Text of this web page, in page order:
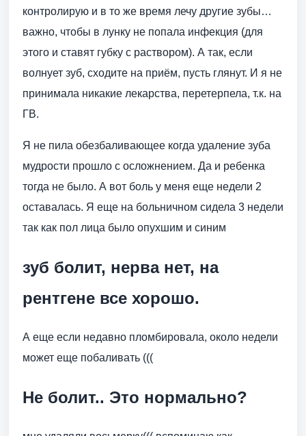
контролирую и в то же время лечу другие зубы…
важно, чтобы в лунку не попала инфекция (для
этого и ставят губку с раствором). А так, если
волнует зуб, сходите на приём, пусть глянут. И я не
принимала никакие лекарства, перетерпела, т.к. на
ГВ.
Я не пила обезбаливающее когда удаление зуба
мудрости прошло с осложнением. Да и ребенка
тогда не было. А вот боль у меня еще недели 2
оставалась. Я еще на больничном сидела 3 недели
так как пол лица было опухшим и синим
зуб болит, нерва нет, на
рентгене все хорошо.
А еще если недавно пломбировала, около недели
может еще побаливать (((
Не болит.. Это нормально?